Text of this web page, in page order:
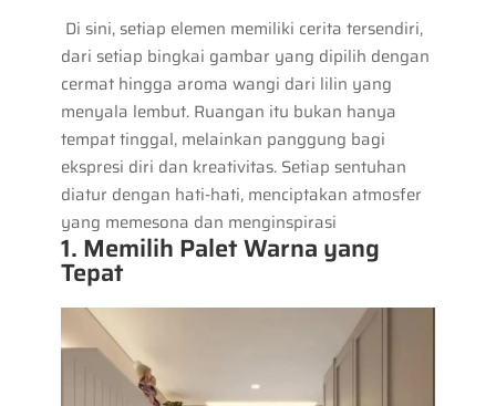
Di sini, setiap elemen memiliki cerita tersendiri,
dari setiap bingkai gambar yang dipilih dengan
cermat hingga aroma wangi dari lilin yang
menyala lembut. Ruangan itu bukan hanya
tempat tinggal, melainkan panggung bagi
ekspresi diri dan kreativitas. Setiap sentuhan
diatur dengan hati-hati, menciptakan atmosfer
yang memesona dan menginspirasi
1. Memilih Palet Warna yang
Tepat